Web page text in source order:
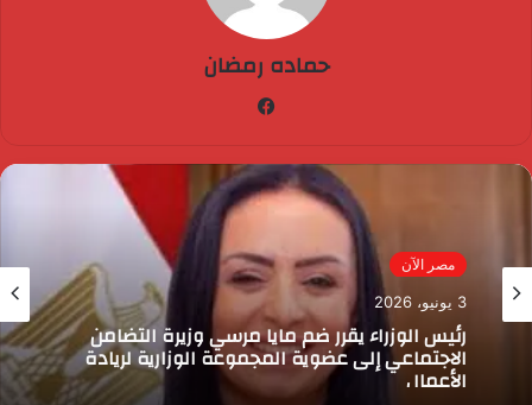
حماده رمضان
مصر الآن
3 يونيو، 2026
رئيس الوزراء يقرر ضم مايا مرسي وزيرة التضامن
الاجتماعي إلى عضوية المجموعة الوزارية لريادة
الأعمال